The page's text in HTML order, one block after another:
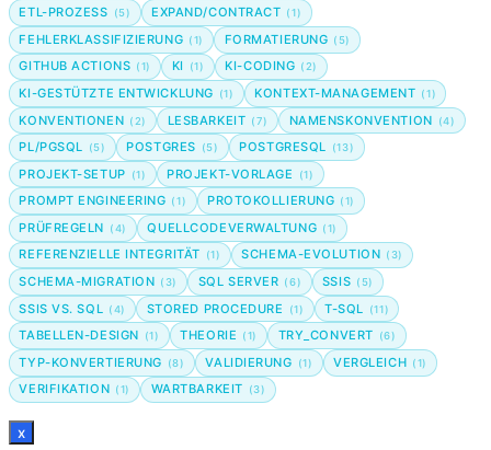
ETL-PROZESS (5) EXPAND/CONTRACT (1)
FEHLERKLASSIFIZIERUNG (1) FORMATIERUNG (5)
GITHUB ACTIONS (1) KI (1) KI-CODING (2)
KI-GESTÜTZTE ENTWICKLUNG (1) KONTEXT-MANAGEMENT (1)
KONVENTIONEN (2) LESBARKEIT (7) NAMENSKONVENTION (4)
PL/PGSQL (5) POSTGRES (5) POSTGRESQL (13)
PROJEKT-SETUP (1) PROJEKT-VORLAGE (1)
PROMPT ENGINEERING (1) PROTOKOLLIERUNG (1)
PRÜFREGELN (4) QUELLCODEVERWALTUNG (1)
REFERENZIELLE INTEGRITÄT (1) SCHEMA-EVOLUTION (3)
SCHEMA-MIGRATION (3) SQL SERVER (6) SSIS (5)
SSIS VS. SQL (4) STORED PROCEDURE (1) T-SQL (11)
TABELLEN-DESIGN (1) THEORIE (1) TRY_CONVERT (6)
TYP-KONVERTIERUNG (8) VALIDIERUNG (1) VERGLEICH (1)
VERIFIKATION (1) WARTBARKEIT (3)
x